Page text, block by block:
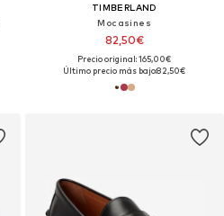
TIMBERLAND
Mocasines
82,50€
Precio original: 165,00€
Último precio más bajo:82,50€